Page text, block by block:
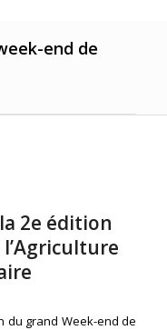
end de
2e édition
du grand Week-end de